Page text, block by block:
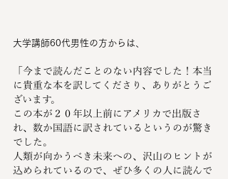
大学講師60代男性の方からは、
「今まで読んだことのない内容でした！本当
に貴重な本を訳してくださり、ありがとうご
ざいます。
この本が２０年以上前にアメリカで出版さ
れ、数か国語に訳されているというのが驚き
でした。
人類が向かうべき未来への、沢山のヒントが
込められているので、ぜひ多くの人に読んで